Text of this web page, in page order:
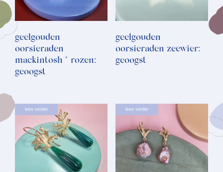
geelgouden
oorsieraden
mackintosh * rozen:
geoogst
geelgouden
oorsieraden zeewier:
geoogst
lees verder lees verder